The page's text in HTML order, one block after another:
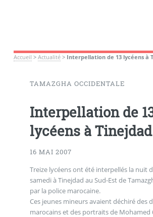
Accueil > Actualité> Interpellation de 13 lycéens à
TAMAZGHA OCCIDENTALE
Interpellation de
lycéens à Tinejdad
16 MAI 2007
Treize lycéens ont été interpellés la nuit
samedi à Tinejdad au Sud-Est de
par la police marocaine.
Ces jeunes mineurs avaient déchiré des
marocains et des portraits de Mohamed